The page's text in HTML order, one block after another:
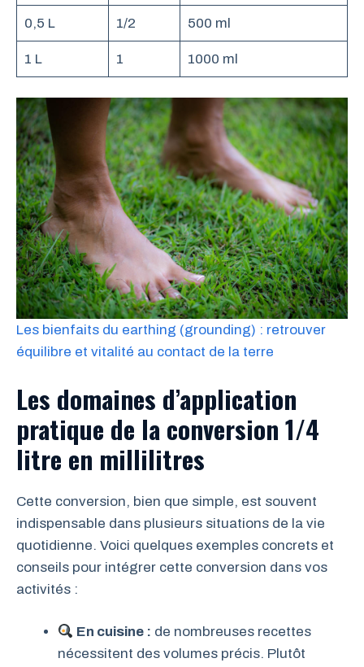
0,5 L 1/2 500 ml
1 L 1 1000 ml
Les bienfaits du earthing (grounding) : retrouver
équilibre et vitalité au contact de la terre
Les domaines d’application
pratique de la conversion 1/4
litre en millilitres
Cette conversion, bien que simple, est souvent
indispensable dans plusieurs situations de la vie
quotidienne. Voici quelques exemples concrets et
conseils pour intégrer cette conversion dans vos
activités :
En cuisine : de nombreuses recettes
nécessitent des volumes précis. Plutôt